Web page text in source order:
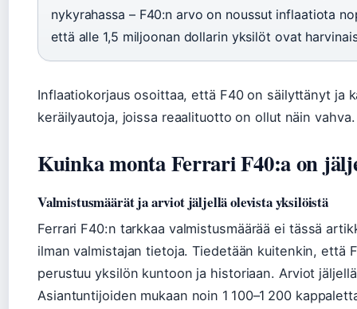
nykyrahassa – F40:n arvo on noussut inflaatiota
että alle 1,5 miljoonan dollarin yksilöt ovat
Inflaatiokorjaus osoittaa, että F40 on säilyttänyt ja
keräilyautoja, joissa reaalituotto on ollut näin vahva.
Kuinka monta Ferrari F40:a on
Valmistusmäärät ja arviot jäljellä olevista yksilöistä
Ferrari F40:n tarkkaa valmistusmäärää ei tässä
ilman valmistajan tietoja. Tiedetään kuitenkin, että
perustuu yksilön kuntoon ja historiaan. Arviot
Asiantuntijoiden mukaan noin 1 100–1 200